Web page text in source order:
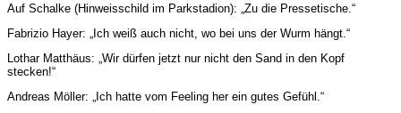
Auf Schalke (Hinweisschild im Parkstadion): „Zu die Pressetische.“
Fabrizio Hayer: „Ich weiß auch nicht, wo bei uns der Wurm hängt.“
Lothar Matthäus: „Wir dürfen jetzt nur nicht den Sand in den Kopf
stecken!“
Andreas Möller: „Ich hatte vom Feeling her ein gutes Gefühl.“